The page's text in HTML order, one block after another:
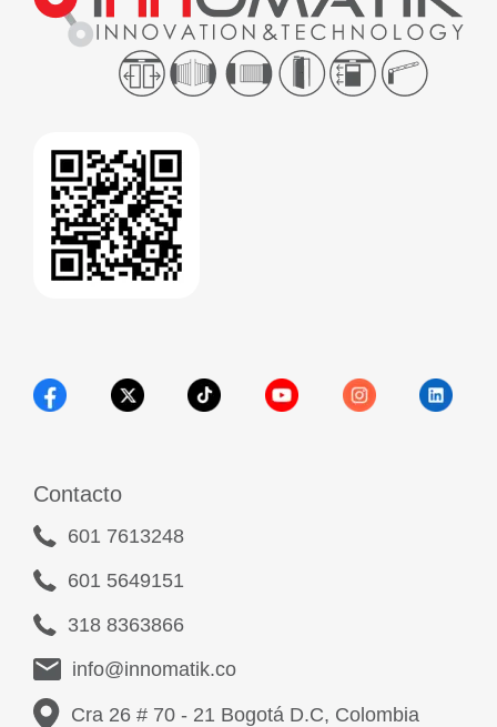
Contacto
601 7613248
601 5649151
318 8363866
info@innomatik.co
Cra 26 # 70 - 21 Bogotá D.C, Colombia